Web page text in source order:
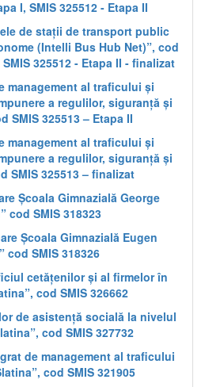
I, SMIS 325512 - Etapa II
de stații de transport public
(Intelli Bus Hub Net)”, cod
325512 - Etapa II - finalizat
management al traficului și
a regulilor, siguranță și
SMIS 325513 – Etapa II
management al traficului și
a regulilor, siguranță și
SMIS 325513 – finalizat
Școala Gimnazială George
cod SMIS 318323
Școala Gimnazială Eugen
cod SMIS 318326
cetățenilor și al firmelor în
cod SMIS 326662
de asistență socială la nivelul
cod SMIS 327732
de management al traficului
cod SMIS 321905